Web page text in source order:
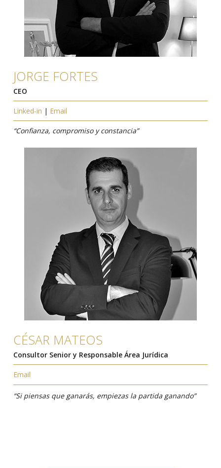
JORGE FORTES
CEO
Linked-in | Email
“Confianza, compromiso y constancia”
CÉSAR MATEOS
Consultor Senior y Responsable Área Jurídica
Email
“Si piensas que ganarás, empiezas la partida ganando”